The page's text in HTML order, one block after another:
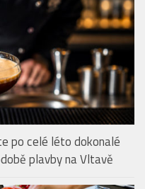
po celé léto dokonalé
plavby na Vltavě